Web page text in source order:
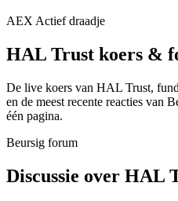
AEX Actief draadje
HAL Trust koers &
De live koers van HAL Trust,
en de meest recente reacties van
één pagina.
Beursig forum
Discussie over HAL